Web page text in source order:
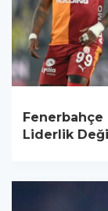
Fenerbahçe
Liderlik